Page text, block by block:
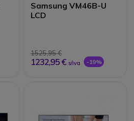
Samsung VM46B-U
LCD
1525,95 €
1232,95 € s/iva -19%